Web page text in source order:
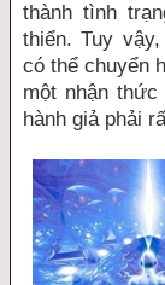
thành tình
thiển. Tuy
có thể chuyển
một nhận
hành giả phải